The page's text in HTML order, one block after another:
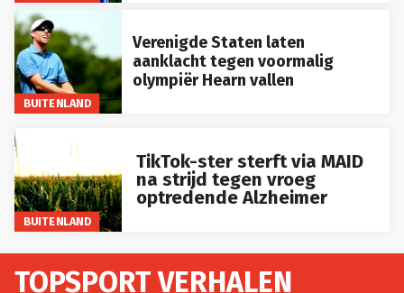
BUITENLAND
Verenigde Staten laten
aanklacht tegen voormalig
olympiër Hearn vallen
BUITENLAND
TikTok-ster sterft via MAID
na strijd tegen vroeg
optredende Alzheimer
TOPSPORT VERHALEN